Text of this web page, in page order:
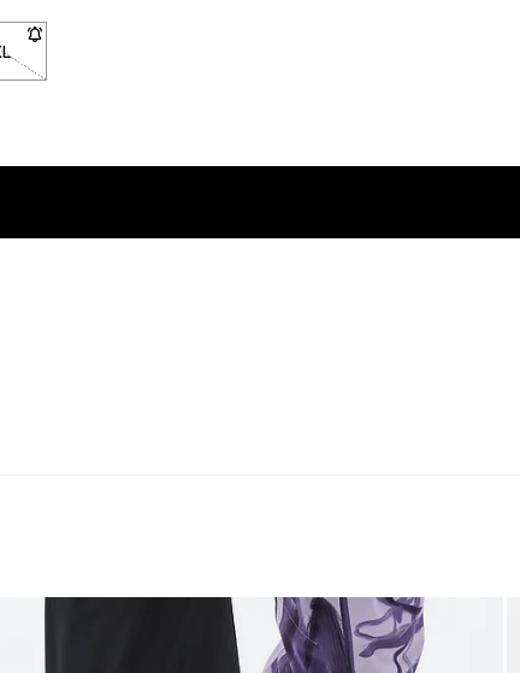
- Größe XL nicht verfügbar. Klicke, um benachrichtigt zu werden,